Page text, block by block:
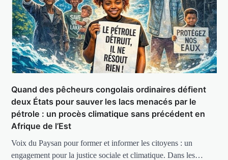
Quand des pêcheurs congolais ordinaires défient
deux États pour sauver les lacs menacés par le
pétrole : un procès climatique sans précédent en
Afrique de l’Est
Voix du Paysan pour former et informer les citoyens : un
engagement pour la justice sociale et climatique. Dans les…